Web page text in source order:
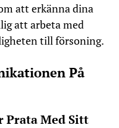
att erkänna dina
att arbeta med
till försoning.
På
Prata Med Sitt